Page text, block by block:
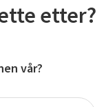
etter?
vår?